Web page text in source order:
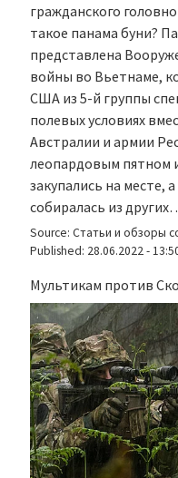
гражданского
такое панама буни?
представлена
войны во Вьетнаме,
США из 5-й группы
полевых условиях
Австралии и армии
леопардовым пятном
закупались на месте,
собиралась из
Source: Статьи и обзоры
Published: 28.06.2022 -
Мультикам против